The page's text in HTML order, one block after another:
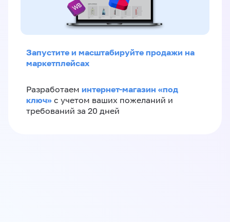
Запустите и масштабируйте продажи на
маркетплейсах
Разработаем интернет-магазин «‎под
ключ»‎ с учетом ваших пожеланий и
требований за 20 дней